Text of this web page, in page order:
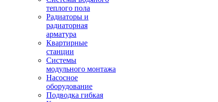
теплого пола
Радиаторы и
радиаторная
арматура
Квартирные
станции
Системы
модульного монтажа
Насосное
оборудование
Подводка гибкая